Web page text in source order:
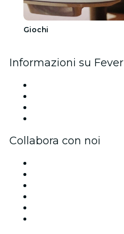
Giochi
Informazioni su Fever
Collabora con noi